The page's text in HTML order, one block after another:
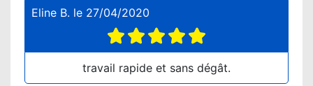
Eline B. le 27/04/2020
travail rapide et sans dégât.